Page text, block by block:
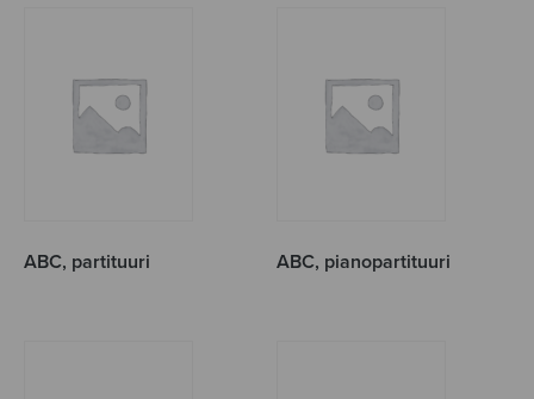
ABC, partituuri ABC, pianopartituuri